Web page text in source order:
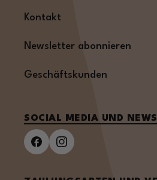
Kontakt
Newsletter abonnieren
Geschäftskunden
SOCIAL MEDIA UND